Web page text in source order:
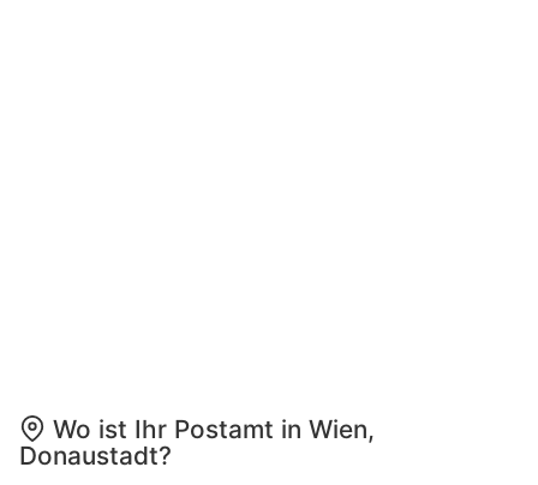
Wo ist Ihr Postamt in Wien,
Donaustadt?